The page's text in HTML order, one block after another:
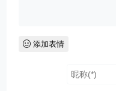
添加表情